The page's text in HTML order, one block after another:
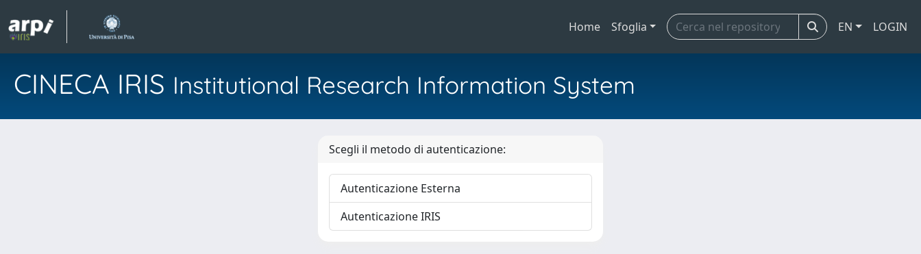
Home Sfoglia EN LOGIN
CINECA IRIS Institutional Research Information System
Scegli il metodo di autenticazione:
Autenticazione Esterna
Autenticazione IRIS